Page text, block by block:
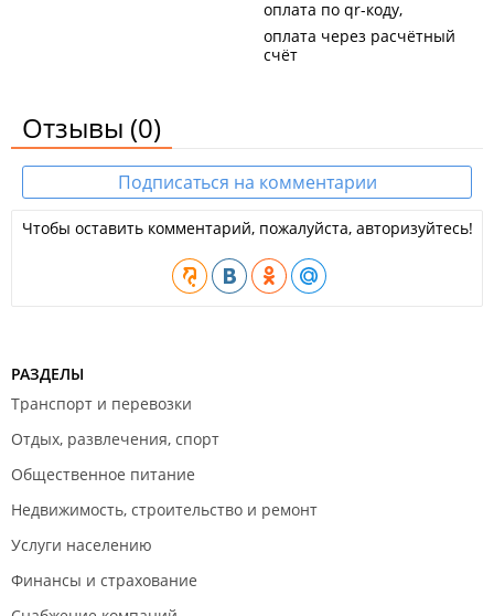
современные планировки, новая мебель и бытовая техника.
Установлен быстроскоростной wi-fi и телевидение.
оплата по qr-коду
оплата через расчётный
счёт
Отзывы (0)
Подписаться на комментарии
Чтобы оставить комментарий, пожалуйста, авторизуйтесь!
РАЗДЕЛЫ
Транспорт и перевозки
Отдых, развлечения, спорт
Общественное питание
Недвижимость, строительство и ремонт
Услуги населению
Финансы и страхование